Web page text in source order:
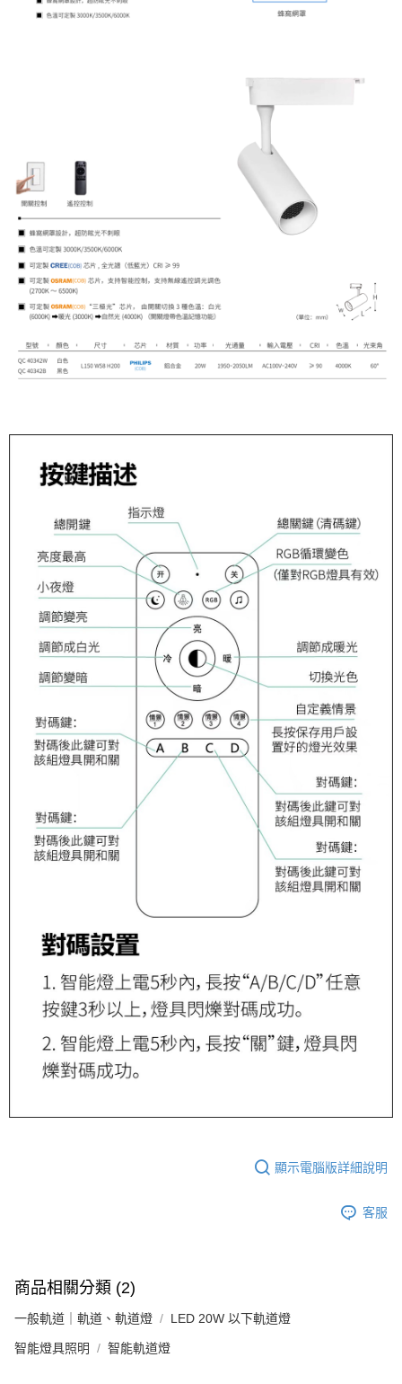
顯示電腦版詳細說明
客服
商品相關分類 (2)
一般軌道｜軌道、軌道燈 LED 20W 以下軌道燈
智能燈具照明 智能軌道燈